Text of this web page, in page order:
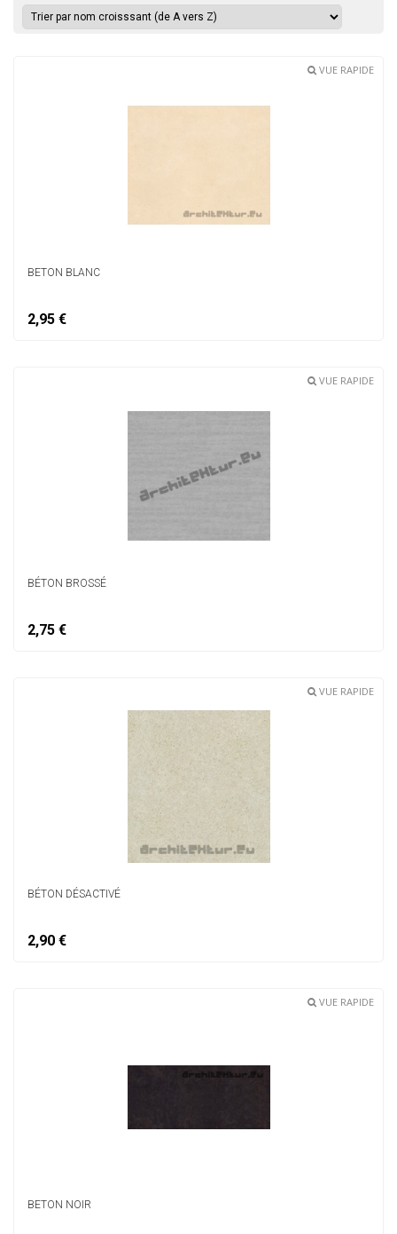
VUE RAPIDE
BETON BLANC
2,95 €
VUE RAPIDE
BÉTON BROSSÉ
2,75 €
VUE RAPIDE
BÉTON DÉSACTIVÉ
2,90 €
VUE RAPIDE
BETON NOIR